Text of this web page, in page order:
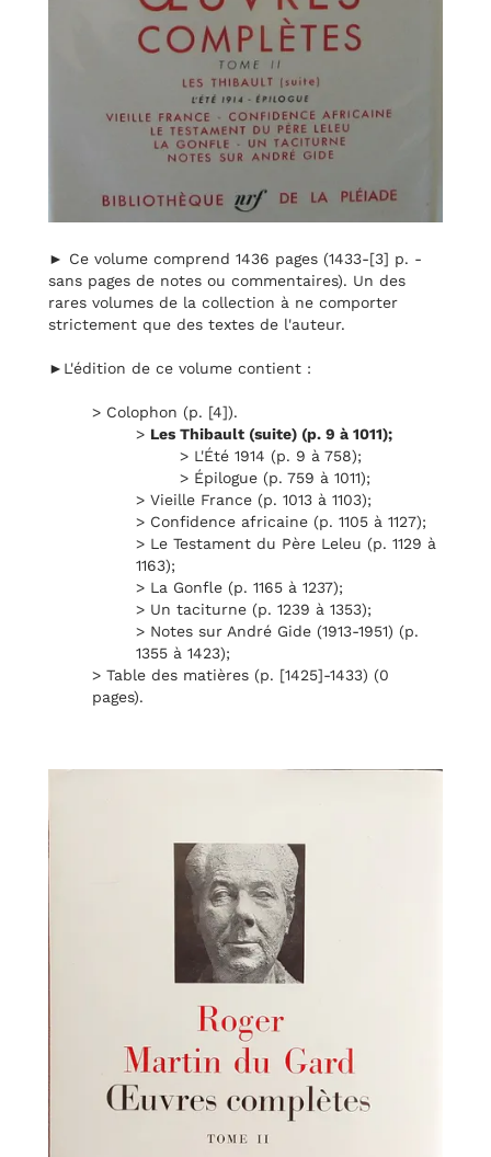
► Ce volume comprend 1436 pages (1433-[3] p. -
sans pages de notes ou commentaires). Un des
rares volumes de la collection à ne comporter
strictement que des textes de l'auteur.
►L'édition de ce volume contient :
> Colophon (p. [4]).
> Les Thibault (suite) (p. 9 à 1011);
> L'Été 1914 (p. 9 à 758);
> Épilogue (p. 759 à 1011);
> Vieille France (p. 1013 à 1103);
> Confidence africaine (p. 1105 à 1127);
> Le Testament du Père Leleu (p. 1129 à
1163);
> La Gonfle (p. 1165 à 1237);
> Un taciturne (p. 1239 à 1353);
> Notes sur André Gide (1913-1951) (p.
1355 à 1423);
> Table des matières (p. [1425]-1433) (0
pages).